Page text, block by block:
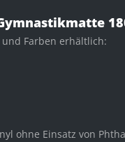
Farben erhältlich:
ohne Einsatz von